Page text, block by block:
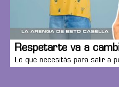
Respetarte va a
Lo que necesitás para salir a